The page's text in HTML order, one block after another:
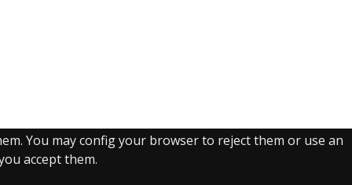
You may config your browser to reject them or use an
accept them.